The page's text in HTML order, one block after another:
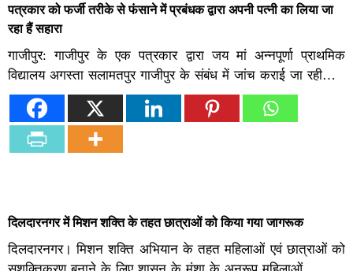
पत्रकार को फर्जी तरीके से फंसाने में प्रबंधक द्वारा अपनी पत्नी का लिया जा
रहा हैं सहारा
गाजीपुर: गाजीपुर के एक पत्रकार द्वारा जय मां अन्नपूर्णा प्राथमिक
विद्यालय अगस्ता सलामतपुर गाजीपुर के संबंध में जांच कराई जा रही…
दिलदारनगर में मिशन शक्ति के तहत छात्राओं को किया गया जागरूक
दिलदारनगर। मिशन शक्ति अभियान के तहत महिलाओं एवं छात्राओं को